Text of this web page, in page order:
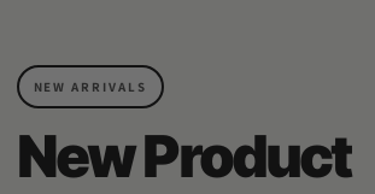
NEW ARRIVALS
New Product